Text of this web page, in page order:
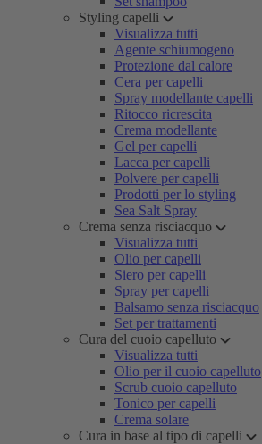
Styling capelli
Visualizza tutti
Agente schiumogeno
Protezione dal calore
Cera per capelli
Spray modellante capelli
Ritocco ricrescita
Crema modellante
Gel per capelli
Lacca per capelli
Polvere per capelli
Prodotti per lo styling
Sea Salt Spray
Crema senza risciacquo
Visualizza tutti
Olio per capelli
Siero per capelli
Spray per capelli
Balsamo senza risciacquo
Set per trattamenti
Cura del cuoio capelluto
Visualizza tutti
Olio per il cuoio capelluto
Scrub cuoio capelluto
Tonico per capelli
Crema solare
Cura in base al tipo di capelli